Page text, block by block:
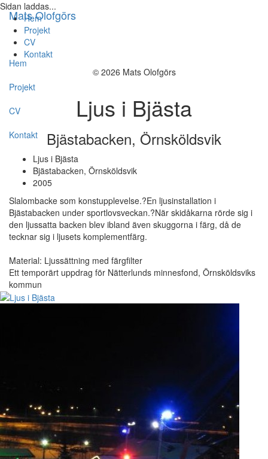
Sidan laddas...
Hem
Projekt
CV
Kontakt
© 2026 Mats Olofgörs
Mats Olofgörs
Hem
Projekt
CV
Kontakt
Ljus i Bjästa
Bjästabacken, Örnsköldsvik
Ljus i Bjästa
Bjästabacken, Örnsköldsvik
2005
Slalombacke som konstupplevelse.?En ljusinstallation i
Bjästabacken under sportlovsveckan.?När skidåkarna rörde sig i
den ljussatta backen blev ibland även skuggorna i färg, då de
tecknar sig i ljusets komplementfärg.
Material: Ljussättning med färgfilter
Ett temporärt uppdrag för Nätterlunds minnesfond, Örnsköldsviks
kommun